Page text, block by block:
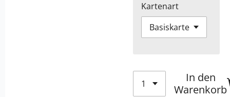
Kartenart
In den
Warenkorb